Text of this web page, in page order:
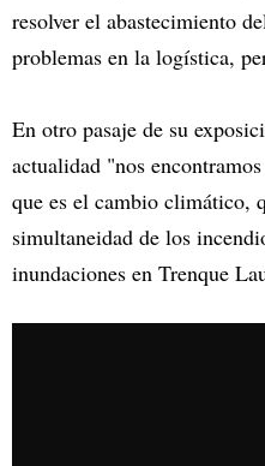
resolver el abastecimiento
problemas en la logística,
En otro pasaje de su
actualidad "nos
que es el cambio climático,
simultaneidad de los
inundaciones en Trenque